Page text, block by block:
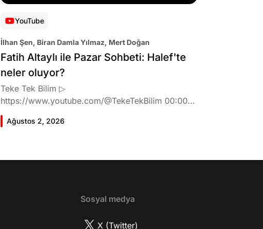
YouTube
İlhan Şen, Biran Damla Yılmaz, Mert Doğan
Fatih Altaylı ile Pazar Sohbeti: Halef'te
neler oluyor?
Teke Tek Bilim ▷
https://www.youtube.com/@TekeTekBilim 00:00
Giriş 02:46 Biran Damla Yılmaz dizi teklifi
geldiğinde neler hissetti? 05:41 Oynadığı role nasıl
neler kattı? 17:52 İlhan Şen, ayakkabı eleştirisinden
mi? 22:22 Biran Damla Yılmaz nereli, nasıl bir
etkiliyor mu? 30:18 Mert Doğan'ın oyunculuk
Ağustos 2, 2026
Sosyal medya
X (Twitter)